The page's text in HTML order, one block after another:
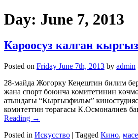
Day: June 7, 2013
Кароосуз калган
Posted on Friday June 7th, 2013 by admin
28-майда Жогорку Кеңештин билим
жана спорт боюнча комитетинин
атындагы “Кыргызфильм”
комитеттин төрагасы К.Осмоналиев
Reading →
Posted in Искусство | Tagged Кино,